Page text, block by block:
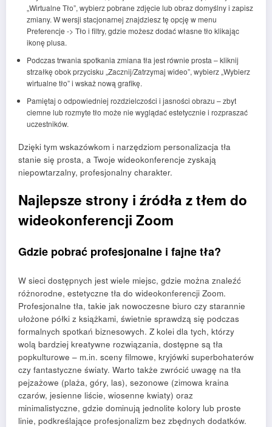
„Wirtualne Tło”, wybierz pobrane zdjęcie lub obraz domyślny i zapisz
zmiany. W wersji stacjonarnej znajdziesz tę opcję w menu
Preferencje -> Tło i filtry, gdzie możesz dodać własne tło klikając
ikonę plusa.
Podczas trwania spotkania zmiana tła jest równie prosta – kliknij
strzałkę obok przycisku „Zacznij/Zatrzymaj wideo”, wybierz „Wybierz
wirtualne tło” i wskaż nową grafikę.
Pamiętaj o odpowiedniej rozdzielczości i jasności obrazu – zbyt
ciemne lub rozmyte tło może nie wyglądać estetycznie i rozpraszać
uczestników.
Dzięki tym wskazówkom i narzędziom personalizacja tła
stanie się prosta, a Twoje wideokonferencje zyskają
niepowtarzalny, profesjonalny charakter.
Najlepsze strony i źródła z tłem do
wideokonferencji Zoom
Gdzie pobrać profesjonalne i fajne tła?
W sieci dostępnych jest wiele miejsc, gdzie można znaleźć
różnorodne, estetyczne tła do wideokonferencji Zoom.
Profesjonalne tła, takie jak nowoczesne biuro czy starannie
ułożone półki z książkami, świetnie sprawdzą się podczas
formalnych spotkań biznesowych. Z kolei dla tych, którzy
wolą bardziej kreatywne rozwiązania, dostępne są tła
popkulturowe – m.in. sceny filmowe, kryjówki superbohaterów
czy fantastyczne światy. Warto także zwrócić uwagę na tła
pejzażowe (plaża, góry, las), sezonowe (zimowa kraina
czarów, jesienne liście, wiosenne kwiaty) oraz
minimalistyczne, gdzie dominują jednolite kolory lub proste
linie, podkreślające profesjonalizm bez zbędnych dodatków.